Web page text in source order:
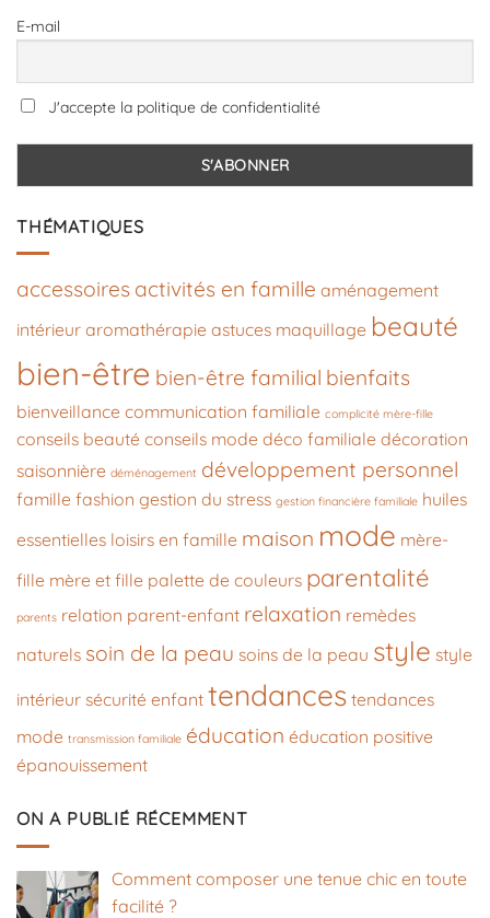
E-mail
J'accepte la politique de confidentialité
THÉMATIQUES
accessoires activités en famille aménagement
intérieur aromathérapie astuces maquillage beauté
bien-être bien-être familial bienfaits
bienveillance communication familiale complicité mère-fille
conseils beauté conseils mode déco familiale décoration
saisonnière déménagement développement personnel
famille fashion gestion du stress gestion financière familiale huiles
essentielles loisirs en famille maison mode mère-
fille mère et fille palette de couleurs parentalité
parents relation parent-enfant relaxation remèdes
naturels soin de la peau soins de la peau style style
intérieur sécurité enfant tendances tendances
mode transmission familiale éducation éducation positive
épanouissement
ON A PUBLIÉ RÉCEMMENT
Comment composer une tenue chic en toute
facilité ?